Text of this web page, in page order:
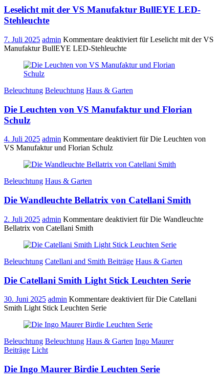
Leselicht mit der VS Manufaktur BullEYE LED-
Stehleuchte
7. Juli 2025 admin Kommentare deaktiviert für Leselicht mit der VS
Manufaktur BullEYE LED-Stehleuchte
Beleuchtung Beleuchtung Haus & Garten
Die Leuchten von VS Manufaktur und Florian
Schulz
4. Juli 2025 admin Kommentare deaktiviertfür Die Leuchten von
VS Manufaktur und Florian Schulz
Beleuchtung Haus & Garten
Die Wandleuchte Bellatrix von Catellani Smith
2. Juli 2025 admin Kommentare deaktiviert für Die Wandleuchte
Bellatrix von Catellani Smith
Beleuchtung Catellani and Smith Beiträge Haus & Garten
Die Catellani Smith Light Stick Leuchten Serie
30. Juni 2025 admin Kommentare deaktiviert für Die Catellani
Smith Light Stick Leuchten Serie
Beleuchtung Beleuchtung Haus & Garten Ingo Maurer
Beiträge Licht
Die Ingo Maurer Birdie Leuchten Serie